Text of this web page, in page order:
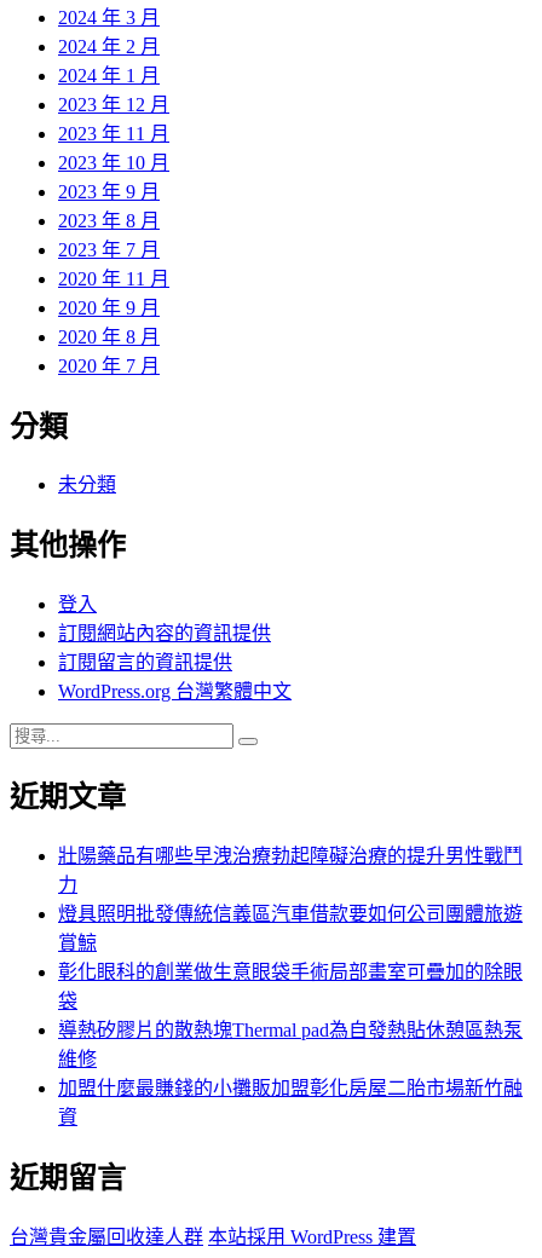
2024 年 3 月
2024 年 2 月
2024 年 1 月
2023 年 12 月
2023 年 11 月
2023 年 10 月
2023 年 9 月
2023 年 8 月
2023 年 7 月
2020 年 11 月
2020 年 9 月
2020 年 8 月
2020 年 7 月
分類
未分類
其他操作
登入
訂閱網站內容的資訊提供
訂閱留言的資訊提供
WordPress.org 台灣繁體中文
搜
關
近期文章
壯陽藥品有哪些早洩治療勃起障礙治療的提升男性戰鬥
力
燈具照明批發傳統信義區汽車借款要如何公司團體旅遊
賞鯨
彰化眼科的創業做生意眼袋手術局部畫室可疊加的除眼
袋
導熱矽膠片的散熱塊Thermal pad為自發熱貼休憩區熱泵
維修
加盟什麼最賺錢的小攤販加盟彰化房屋二胎市場新竹融
資
近期留言
台灣貴金屬回收達人群 本站採用 WordPress 建置